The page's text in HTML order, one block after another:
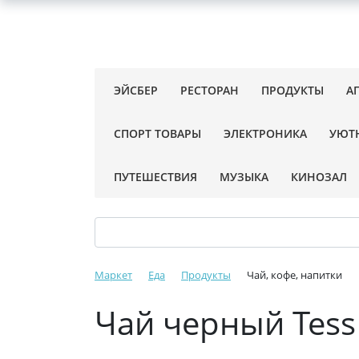
ЭЙСБЕР РЕСТОРАН ПРОДУКТЫ
СПОРТ ТОВАРЫ ЭЛЕКТРОНИКА
ПУТЕШЕСТВИЯ МУЗЫКА КИНОЗАЛ
Маркет Еда Продукты Чай, кофе, напитки
Чай черный